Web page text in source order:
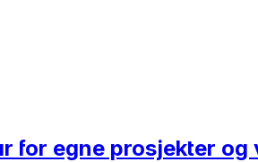
for egne prosjekter